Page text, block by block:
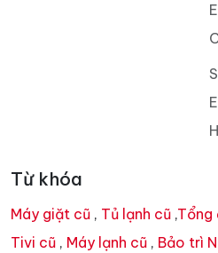
Từ khóa
Máy giặt cũ , Tủ lạnh cũ ,Tổng
Tivi cũ , Máy lạnh cũ , Bảo trì